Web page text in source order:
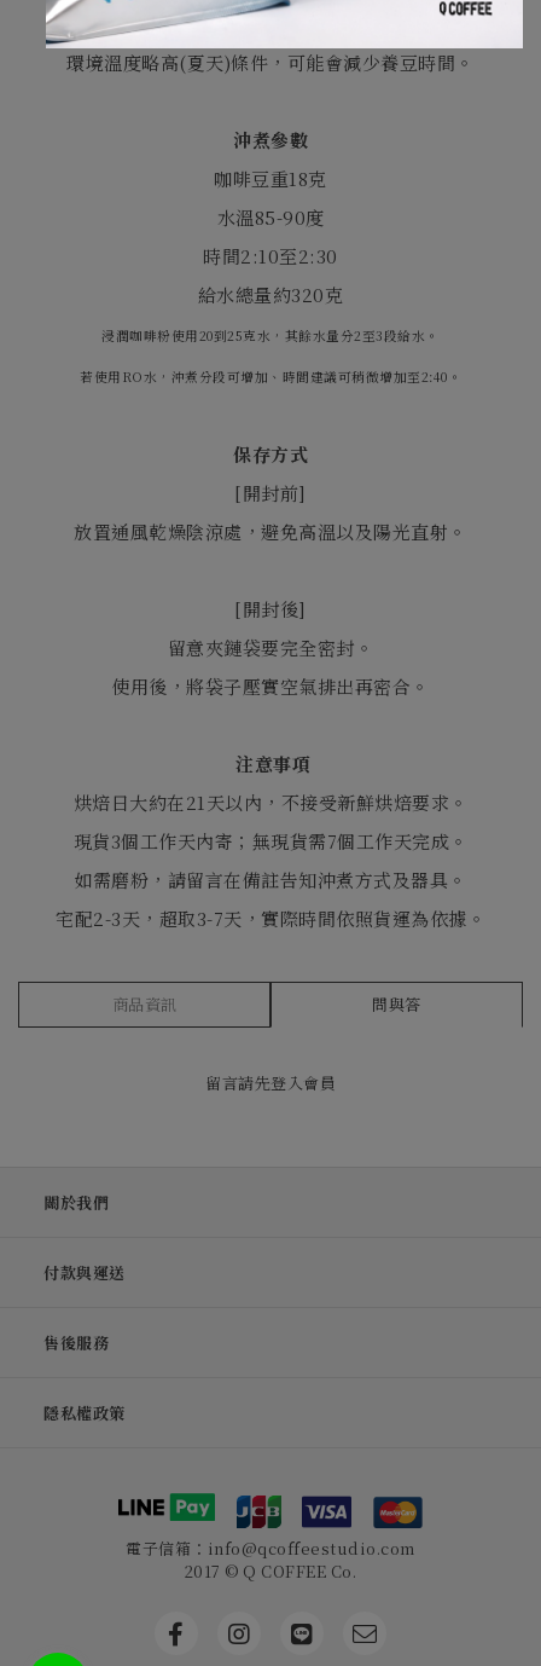
中烘焙、中深、深烘焙
環境溫度略高(夏天)條件，可能會減少養豆時間。
沖煮參數
咖啡豆重18克
水溫85-90度
時間2:10至2:30
給水總量約320克
浸潤咖啡粉使用20到25克水，其餘水量分2至3段給水。
若使用RO水，沖煮分段可增加、時間建議可稍微增加至2:40。
保存方式
[開封前]
放置通風乾燥陰涼處，避免高溫以及陽光直射。
[開封後]
留意夾鏈袋要完全密封。
使用後，將袋子壓實空氣排出再密合。
注意事項
烘焙日大約在21天以內，不接受新鮮烘焙要求。
現貨3個工作天內寄；無現貨需7個工作天完成。
如需磨粉，請留言在備註告知沖煮方式及器具。
宅配2-3天，超取3-7天，實際時間依照貨運為依據。
商品資訊 問與答
留言請先登入會員
關於我們
付款與運送
售後服務
隱私權政策
電子信箱：info@qcoffeestudio.com
2017 © Q COFFEE Co.